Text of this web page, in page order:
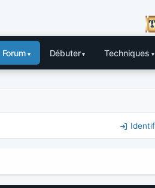
Forum Débuter Techniques